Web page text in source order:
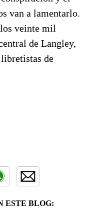
van a lamentarlo.
veinte mil
de Langley,
de
ESTE BLOG: